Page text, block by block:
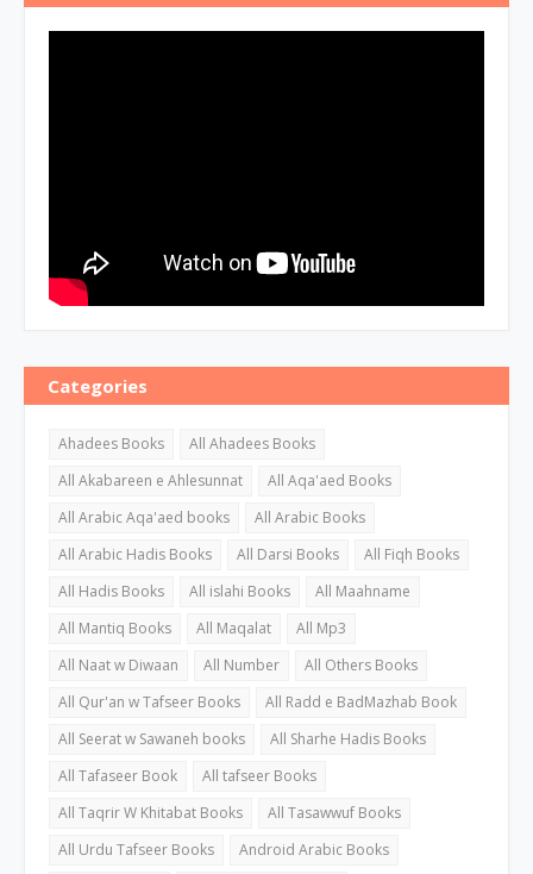
Categories
Ahadees Books
All Ahadees Books
All Akabareen e Ahlesunnat
All Aqa'aed Books
All Arabic Aqa'aed books
All Arabic Books
All Arabic Hadis Books
All Darsi Books
All Fiqh Books
All Hadis Books
All islahi Books
All Maahname
All Mantiq Books
All Maqalat
All Mp3
All Naat w Diwaan
All Number
All Others Books
All Qur'an w Tafseer Books
All Radd e BadMazhab Book
All Seerat w Sawaneh books
All Sharhe Hadis Books
All Tafaseer Book
All tafseer Books
All Taqrir W Khitabat Books
All Tasawwuf Books
All Urdu Tafseer Books
Android Arabic Books